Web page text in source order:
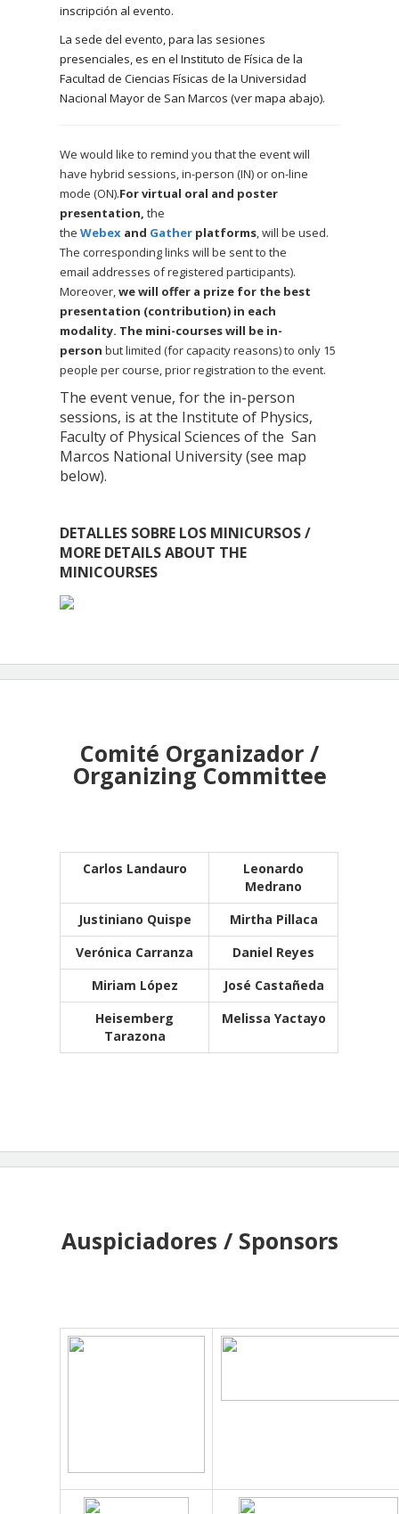
inscripción al evento.
La sede del evento, para las sesiones
presenciales, es en el Instituto de Física de la
Facultad de Ciencias Físicas de la Universidad
Nacional Mayor de San Marcos (ver mapa abajo).
We would like to remind you that the event will
have hybrid sessions, in-person (IN) or on-line
mode (ON).For virtual oral and poster
presentation, the
theWebex and Gather platforms, will be used.
The corresponding links will be sent to the
email addresses of registered participants).
Moreover,we will offer a prize for the best
presentation (contribution) in each
modality. The mini-courses will be in-
person but limited (for capacity reasons) to only 15
people per course, prior registration to the event.
The event venue, for the in-person
sessions, is at the Institute of Physics,
Faculty of Physical Sciences of the San
Marcos National University (see map
below).
DETALLES SOBRE LOS MINICURSOS /
MORE DETAILS ABOUT THE
MINICOURSES
Comité Organizador /
Organizing Committee
Carlos Landauro
Leonardo
Medrano
Justiniano Quispe
Mirtha Pillaca
Verónica Carranza
Daniel Reyes
Miriam López
José Castañeda
Heisemberg
Tarazona
Melissa Yactayo
Auspiciadores / Sponsors